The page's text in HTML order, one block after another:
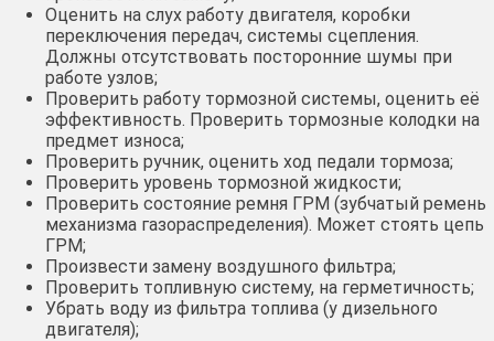
Оценить на слух работу двигателя, коробки
переключения передач, системы сцепления.
Должны отсутствовать посторонние шумы при
работе узлов;
Проверить работу тормозной системы, оценить её
эффективность. Проверить тормозные колодки на
предмет износа;
Проверить ручник, оценить ход педали тормоза;
Проверить уровень тормозной жидкости;
Проверить состояние ремня ГРМ (зубчатый ремень
механизма газораспределения). Может стоять цепь
ГРМ;
Произвести замену воздушного фильтра;
Проверить топливную систему, на герметичность;
Убрать воду из фильтра топлива (у дизельного
двигателя);